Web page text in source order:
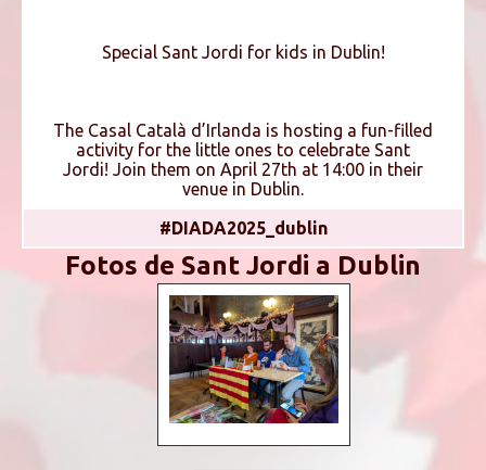
Special Sant Jordi for kids in Dublin!
The Casal Català d’Irlanda is hosting a fun-filled
activity for the little ones to celebrate Sant
Jordi! Join them on April 27th at 14:00 in their
venue in Dublin.
#DIADA2025_dublin
Fotos de Sant Jordi a Dublin